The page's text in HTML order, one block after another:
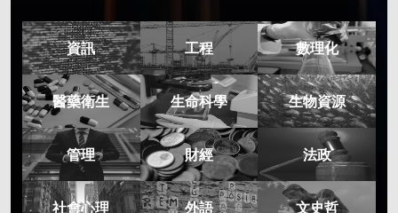
資訊 工程 數理化
醫藥衛生 生命科學 生物資源
管理 財經 法政
社會心理 外語 文史哲